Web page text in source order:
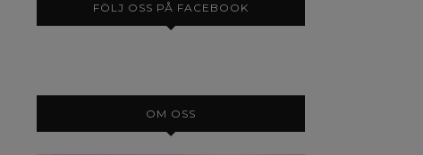
FÖLJ OSS PÅ FACEBOOK
OM OSS